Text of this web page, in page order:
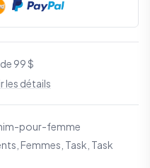
99 $
les détails
pour-femme
Femmes Task Task